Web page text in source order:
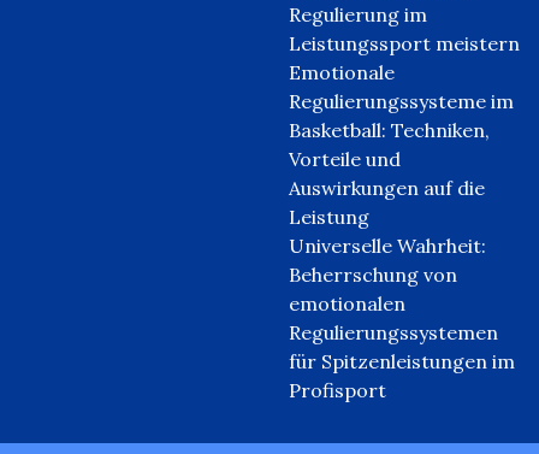
Regulierung im
Leistungssport meistern
Emotionale
Regulierungssysteme im
Basketball: Techniken,
Vorteile und
Auswirkungen auf die
Leistung
Universelle Wahrheit:
Beherrschung von
emotionalen
Regulierungssystemen
für Spitzenleistungen im
Profisport